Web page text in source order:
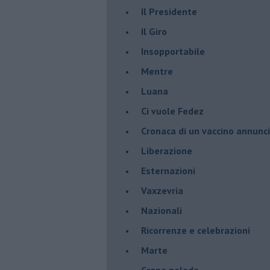
Il Presidente
​Il Giro
Insopportabile
​Mentre
Luana
​Ci vuole Fedez
​Cronaca di un vaccino
​Liberazione
Esternazioni
Vaxzevria
Nazionali
​Ricorrenze e celebrazioni
Marte